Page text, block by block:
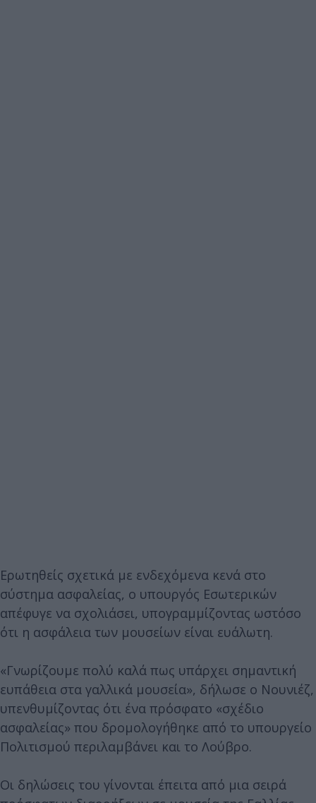
Ερωτηθείς σχετικά με ενδεχόμενα κενά στο
σύστημα ασφαλείας, ο υπουργός Εσωτερικών
απέφυγε να σχολιάσει, υπογραμμίζοντας ωστόσο
ότι η ασφάλεια των μουσείων είναι ευάλωτη.
«Γνωρίζουμε πολύ καλά πως υπάρχει σημαντική
ευπάθεια στα γαλλικά μουσεία», δήλωσε ο Νουνιέζ,
υπενθυμίζοντας ότι ένα πρόσφατο «σχέδιο
ασφαλείας» που δρομολογήθηκε από το υπουργείο
Πολιτισμού περιλαμβάνει και το Λούβρο.
Οι δηλώσεις του γίνονται έπειτα από μια σειρά